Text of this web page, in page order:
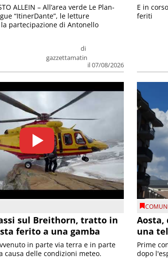
di
gazzettamatin
il 07/08/2026
ALLEIN – All’area verde Le Plan-
“ItinerDante”, le letture
partecipazione di Antonello
E in
feriti
sul Breithorn, tratto in
ferito a una gamba
in parte via terra e in parte
causa delle condizioni meteo.
Aosta,
una
Prime
dopo